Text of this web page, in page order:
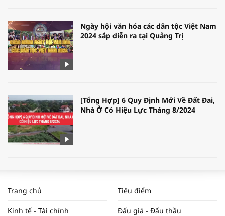
Ngày hội văn hóa các dân tộc Việt Nam
2024 sắp diễn ra tại Quảng Trị
[Tổng Hợp] 6 Quy Định Mới Về Đất Đai,
Nhà Ở Có Hiệu Lực Tháng 8/2024
NAM NĂM 2024 VÀ NĂM 2025 | NHỊP
ĐẬP THỊ TRƯỜNG #62
Trang chủ Tiêu điểm
Kinh tế - Tài chính Đấu giá - Đấu thầu